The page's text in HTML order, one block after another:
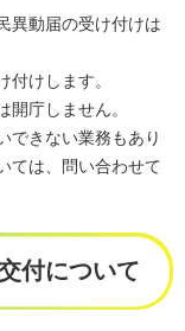
異動届の受け付けは
付けします。
庁しません。
できない業務もあり
ては、問い合わせて
付について